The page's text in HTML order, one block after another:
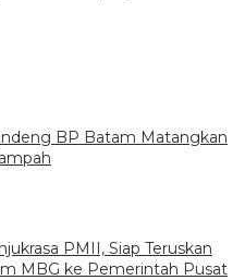
BP Batam Matangkan
PMII, Siap Teruskan
MBG ke Pemerintah Pusat